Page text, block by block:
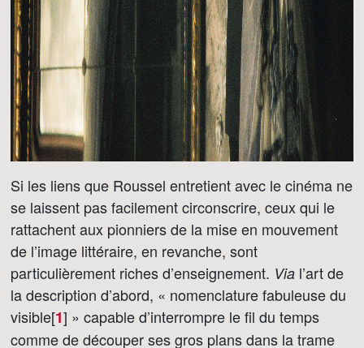
Si les liens que Roussel entretient avec le cinéma ne
se laissent pas facilement circonscrire, ceux qui le
rattachent aux pionniers de la mise en mouvement
de l’image littéraire, en revanche, sont
particulièrement riches d’enseignement. Via l’art de
la description d’abord, « nomenclature fabuleuse du
visible[1] » capable d’interrompre le fil du temps
comme de découper ses gros plans dans la trame